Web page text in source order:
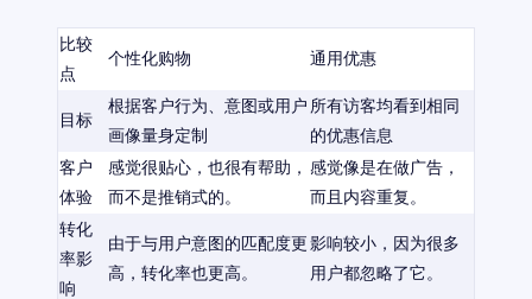
比较
点
个性化购物 通用优惠
目标
根据客户行为、意图或用户
画像量身定制
所有访客均看到相同
的优惠信息
客户
体验
感觉很贴心，也很有帮助，
而不是推销式的。
感觉像是在做广告，
而且内容重复。
转化
率影
响
由于与用户意图的匹配度更
高，转化率也更高。
影响较小，因为很多
用户都忽略了它。